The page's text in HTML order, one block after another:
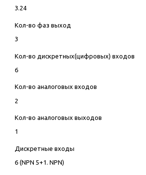
3.24
Кол-во фаз выход
3
Кол-во дискретных(цифровых) входов
6
Кол-во аналоговых входов
2
Кол-во аналоговых выходов
1
Дискретные входы
6 (NPN 5+1. NPN)